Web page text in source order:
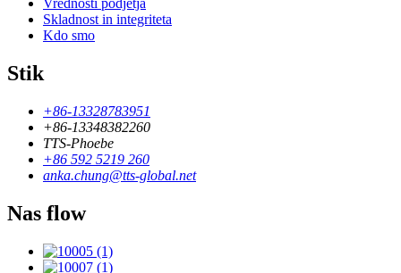
Vrednosti podjetja
Skladnost in integriteta
Kdo smo
Stik
+86-13328783951
+86-13348382260
TTS-Phoebe
+86 592 5219 260
anka.chung@tts-global.net
Nas flow